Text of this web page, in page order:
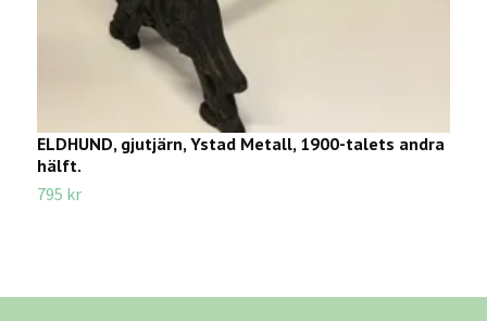
ELDHUND, gjutjärn, Ystad Metall, 1900-talets andra
hälft.
795 kr